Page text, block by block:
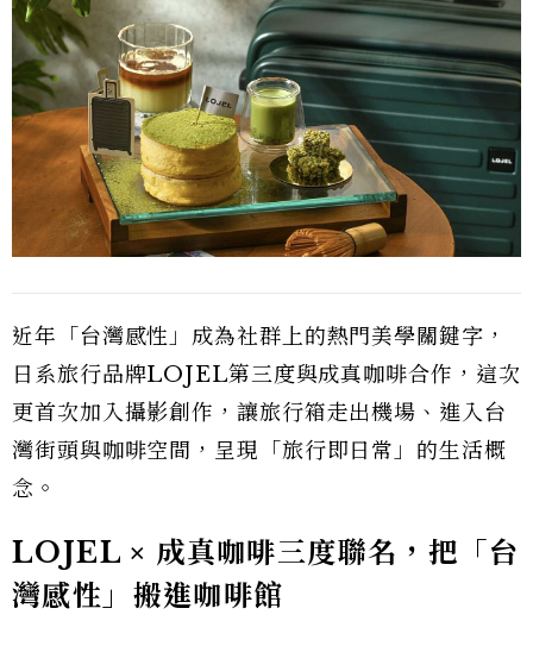
近年「台灣感性」成為社群上的熱門美學關鍵字，
日系旅行品牌LOJEL第三度與成真咖啡合作，這次
更首次加入攝影創作，讓旅行箱走出機場、進入台
灣街頭與咖啡空間，呈現「旅行即日常」的生活概
念。
LOJEL × 成真咖啡三度聯名，把「台
灣感性」搬進咖啡館